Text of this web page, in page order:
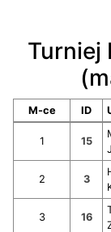
Turniej
M-ce ID
1 15
2 3
3 16